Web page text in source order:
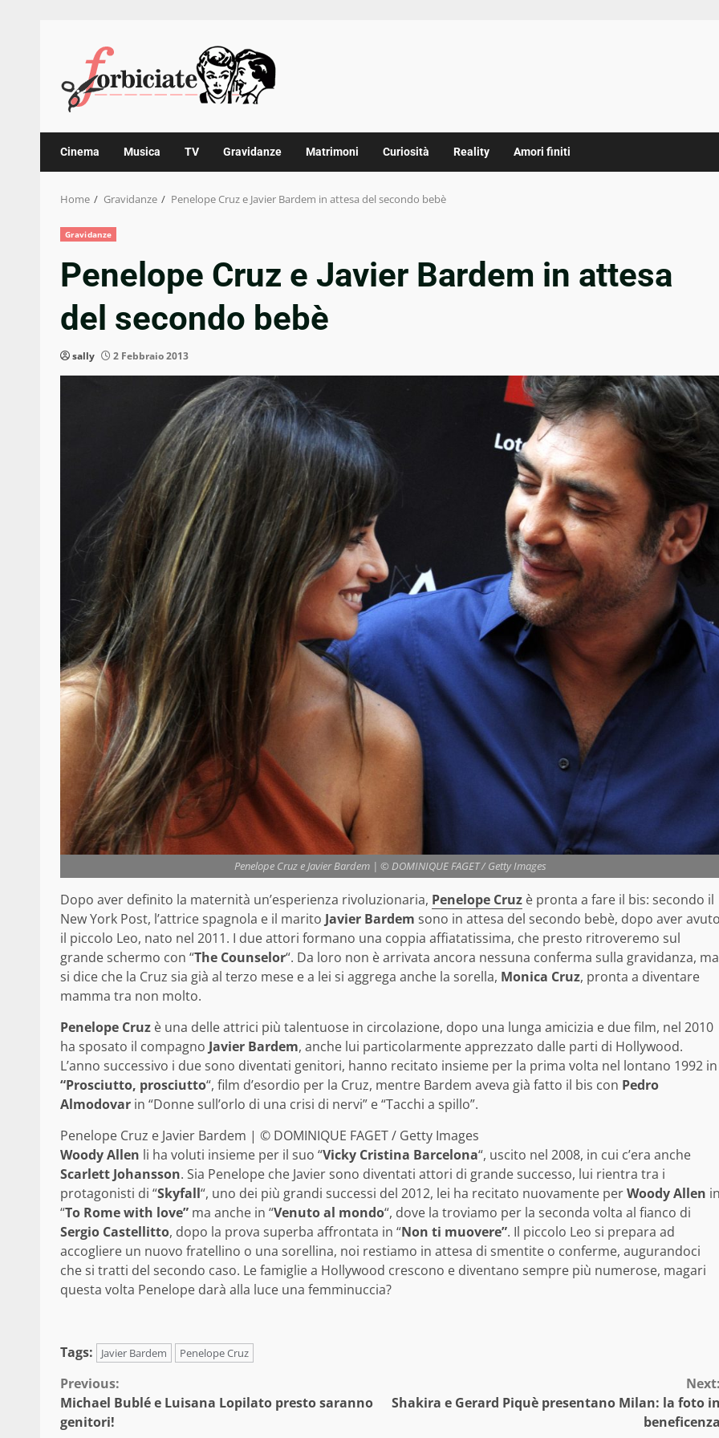
content
Cinema Musica TV Gravidanze Matrimoni Curiosità Reality Amori finiti
Home Gravidanze Penelope Cruz e Javier Bardem in attesa del secondo bebè
Gravidanze
Penelope Cruz e Javier Bardem in attesa
del secondo bebè
sally 2 Febbraio 2013
Penelope Cruz e Javier Bardem | © DOMINIQUE FAGET / Getty Images
Dopo aver definito la maternità un’esperienza rivoluzionaria, Penelope Cruz è pronta a fare il bis: secondo il
New York Post, l’attrice spagnola e il marito Javier Bardem sono in attesa del secondo bebè, dopo aver
il piccolo Leo, nato nel 2011. I due attori formano una coppia affiatatissima, che presto ritroveremo sul
grande schermo con “The Counselor“. Da loro non è arrivata ancora nessuna conferma sulla gravidanza, ma
si dice che la Cruz sia già al terzo mese e a lei si aggrega anche la sorella, Monica Cruz, pronta a diventare
mamma tra non molto.
Penelope Cruz è una delle attrici più talentuose in circolazione, dopo una lunga amicizia e due film, nel 2010
ha sposato il compagno Javier Bardem, anche lui particolarmente apprezzato dalle parti di Hollywood.
L’anno successivo i due sono diventati genitori, hanno recitato insieme per la prima volta nel lontano 1992 in
“Prosciutto, prosciutto“, film d’esordio per la Cruz, mentre Bardem aveva già fatto il bis con Pedro
Almodovar in “Donne sull’orlo di una crisi di nervi” e “Tacchi a spillo”.
Penelope Cruz e Javier Bardem | © DOMINIQUE FAGET / Getty Images
Woody Allen li ha voluti insieme per il suo “Vicky Cristina Barcelona“, uscito nel 2008, in cui c’era anche
Scarlett Johansson. Sia Penelope che Javier sono diventati attori di grande successo, lui rientra tra i
protagonisti di “Skyfall“, uno dei più grandi successi del 2012, lei ha recitato nuovamente perWoody Allen
“To Rome with love” ma anche in “Venuto al mondo“, dove la troviamo per la seconda volta al fianco di
Sergio Castellitto, dopo la prova superba affrontata in “Non ti muovere”. Il piccolo Leo si prepara ad
accogliere un nuovo fratellino o una sorellina, noi restiamo in attesa di smentite o conferme, augurandoci
che si tratti del secondo caso. Le famiglie a Hollywood crescono e diventano sempre più numerose, magari
questa volta Penelope darà alla luce una femminuccia?
Tags: Javier Bardem Penelope Cruz
Continue
Reading
Previous:
Michael Bublé e Luisana Lopilato presto saranno
genitori!
Shakira e Gerard Piquè presentano Milan: la foto